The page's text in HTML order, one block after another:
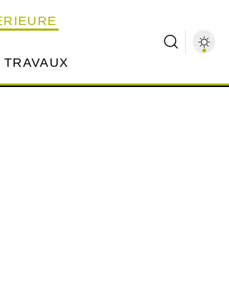
TRAVAUX